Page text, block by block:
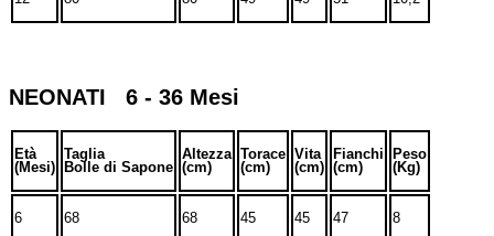
NEONATI 6 - 36 Mesi
Età
(Mesi)
Taglia
Bolle di Sapone
Altezza
(cm)
Torace
(cm)
Vita
(cm)
Fianchi
(cm)
Peso
(Kg)
6 68 68 45 45 47 8